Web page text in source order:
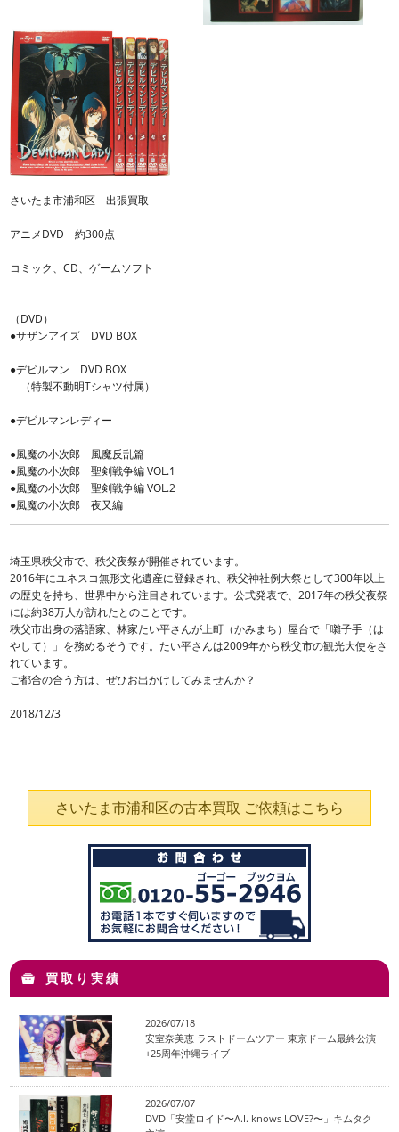
さいたま市浦和区 出張買取
アニメDVD 約300点
コミック、CD、ゲームソフト
（DVD）
●サザンアイズ DVD BOX
●デビルマン DVD BOX
（特製不動明Tシャツ付属）
●デビルマンレディー
●風魔の小次郎 風魔反乱篇
●風魔の小次郎 聖剣戦争編 VOL.1
●風魔の小次郎 聖剣戦争編 VOL.2
●風魔の小次郎 夜又編
埼玉県秩父市で、秩父夜祭が開催されています。
2016年にユネスコ無形文化遺産に登録され、秩父神社例大祭として300年以上
の歴史を持ち、世界中から注目されています。公式発表で、2017年の秩父夜祭
には約38万人が訪れたとのことです。
秩父市出身の落語家、林家たい平さんが上町（かみまち）屋台で「囃子手（は
やして）」を務めるそうです。たい平さんは2009年から秩父市の観光大使をさ
れています。
ご都合の合う方は、ぜひお出かけしてみませんか？
2018/12/3
さいたま市浦和区の古本買取 ご依頼はこちら
買取り実績
2026/07/18
安室奈美恵 ラストドームツアー 東京ドーム最終公演
+25周年沖縄ライブ
2026/07/07
DVD「安堂ロイド〜A.I. knows LOVE?〜」キムタク